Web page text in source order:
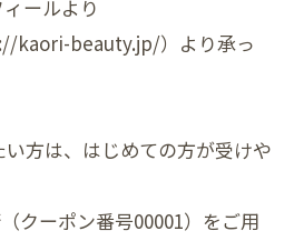
ールより
kaori-beauty.jp/）より承っ
方は、はじめての方が受けや
クーポン番号00001）をご用